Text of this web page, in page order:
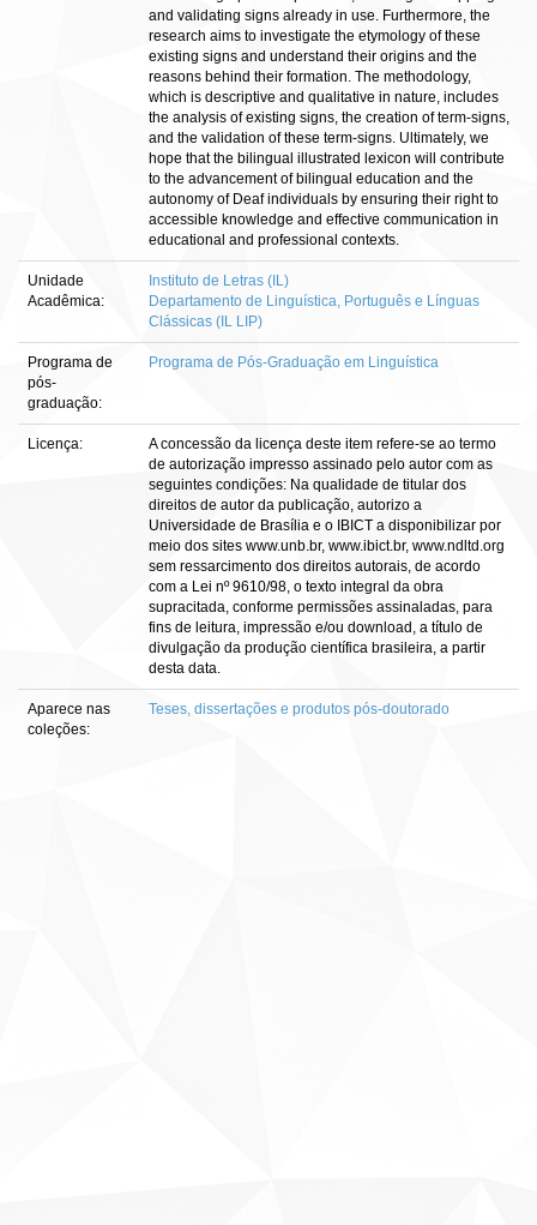
and validating signs already in use. Furthermore, the
research aims to investigate the etymology of these
existing signs and understand their origins and the
reasons behind their formation. The methodology,
which is descriptive and qualitative in nature, includes
the analysis of existing signs, the creation of term-signs,
and the validation of these term-signs. Ultimately, we
hope that the bilingual illustrated lexicon will contribute
to the advancement of bilingual education and the
autonomy of Deaf individuals by ensuring their right to
accessible knowledge and effective communication in
educational and professional contexts.
Unidade
Acadêmica:
Instituto de Letras (IL)
Departamento de Linguística, Português e Línguas
Clássicas (IL LIP)
Programa de
pós-
graduação:
Programa de Pós-Graduação em Linguística
Licença:
A concessão da licença deste item refere-se ao termo
de autorização impresso assinado pelo autor com as
seguintes condições: Na qualidade de titular dos
direitos de autor da publicação, autorizo a
Universidade de Brasília e o IBICT a disponibilizar por
meio dos sites www.unb.br, www.ibict.br, www.ndltd.org
sem ressarcimento dos direitos autorais, de acordo
com a Lei nº 9610/98, o texto integral da obra
supracitada, conforme permissões assinaladas, para
fins de leitura, impressão e/ou download, a título de
divulgação da produção científica brasileira, a partir
desta data.
Aparece nas
coleções:
Teses, dissertações e produtos pós-doutorado